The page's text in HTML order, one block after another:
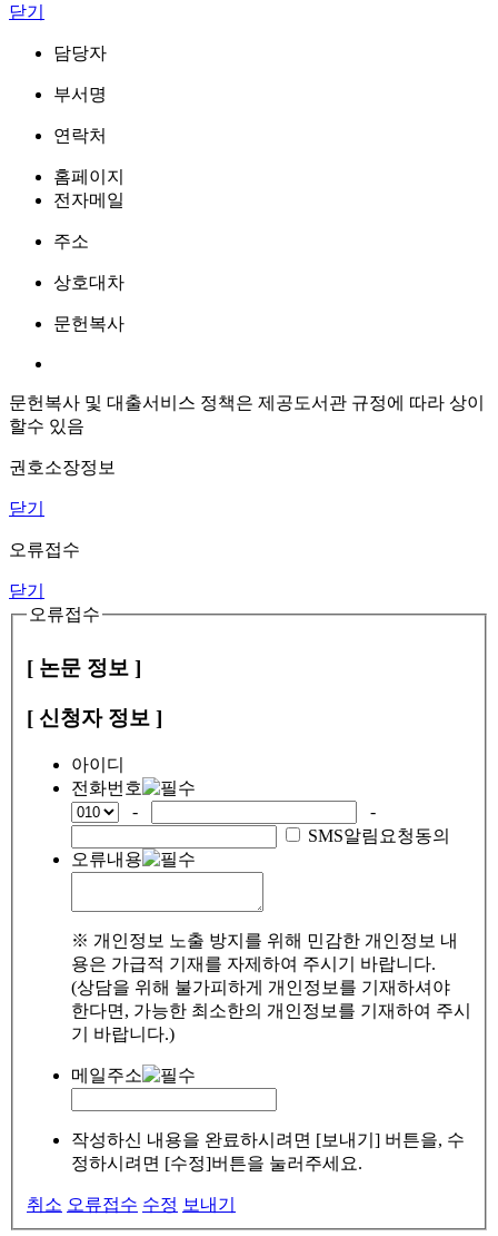
닫기
담당자
부서명
연락처
홈페이지
전자메일
주소
상호대차
문헌복사
문헌복사 및 대출서비스 정책은 제공도서관 규정에 따라 상이
할수 있음
권호소장정보
닫기
오류접수
닫기
오류접수
[ 논문 정보 ]
[ 신청자 정보 ]
아이디
전화번호
-
-
SMS알림요청동의
오류내용
※ 개인정보 노출 방지를 위해 민감한 개인정보 내
용은 가급적 기재를 자제하여 주시기 바랍니다.
(상담을 위해 불가피하게 개인정보를 기재하셔야
한다면, 가능한 최소한의 개인정보를 기재하여 주시
기 바랍니다.)
메일주소
작성하신 내용을 완료하시려면 [보내기] 버튼을, 수
정하시려면 [수정]버튼을 눌러주세요.
취소 오류접수 수정 보내기